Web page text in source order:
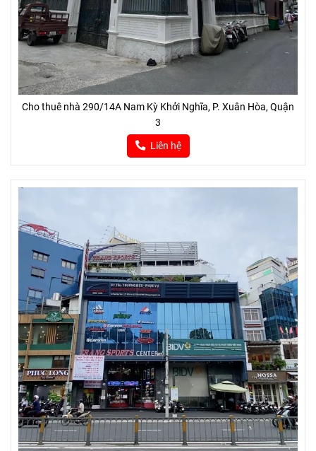
Cho thuê nhà 290/14A Nam Kỳ Khởi Nghĩa, P. Xuân Hòa, Quận
3
Liên hệ